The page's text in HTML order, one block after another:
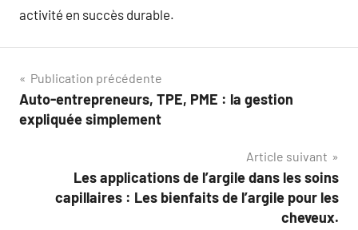
activité en succès durable.
Navigation
de
Publication précédente
Auto-entrepreneurs, TPE, PME : la gestion
expliquée simplement
Article suivant
Les applications de l’argile dans les soins
capillaires : Les bienfaits de l’argile pour les
cheveux.